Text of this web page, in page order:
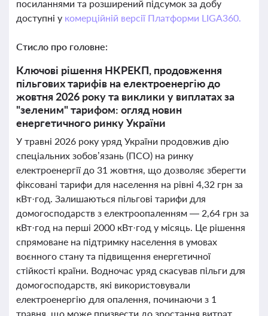
посиланнями та розширений підсумок за добу
доступні у комерційній версії Платформи LIGA360.
Стисло про головне:
Ключові рішення НКРЕКП, продовження
пільгових тарифів на електроенергію до
жовтня 2026 року та виклики у виплатах за
"зеленим" тарифом: огляд новин
енергетичного ринку України
У травні 2026 року уряд України продовжив дію
спеціальних зобов’язань (ПСО) на ринку
електроенергії до 31 жовтня, що дозволяє зберегти
фіксовані тарифи для населення на рівні 4,32 грн за
кВт·год. Залишаються пільгові тарифи для
домогосподарств з електроопаленням — 2,64 грн за
кВт·год на перші 2000 кВт·год у місяць. Це рішення
спрямоване на підтримку населення в умовах
воєнного стану та підвищення енергетичної
стійкості країни. Водночас уряд скасував пільги для
домогосподарств, які використовували
електроенергію для опалення, починаючи з 1
травня, що може призвести до зростання витрат